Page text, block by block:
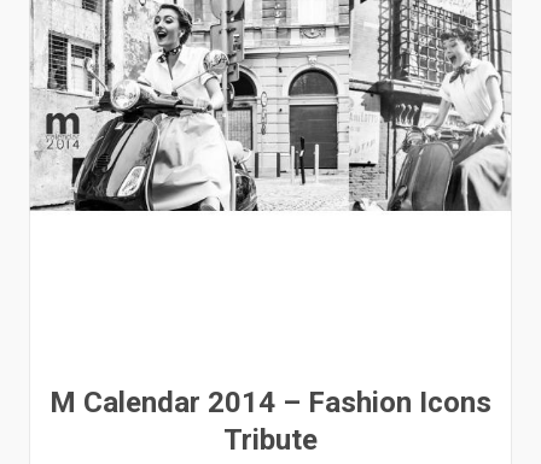
M Calendar 2014 – Fashion Icons
Tribute